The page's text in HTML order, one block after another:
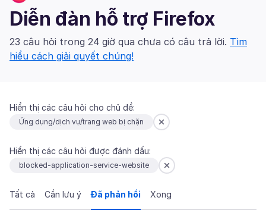
Diễn đàn hỗ trợ Firefox
23 câu hỏi trong 24 giờ qua chưa có câu trả lời. Tìm
hiểu cách giải quyết chúng!
Hiển thị các câu hỏi cho chủ đề:
Ứng dụng/dịch vụ/trang web bị chặn
Hiển thị các câu hỏi được đánh dấu:
blocked-application-service-website
Tất cả Cần lưu ý Đã phản hồi Xong